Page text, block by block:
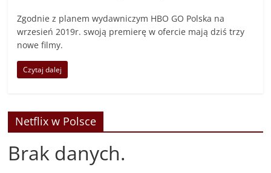
Zgodnie z planem wydawniczym HBO GO Polska na
wrzesień 2019r. swoją premierę w ofercie mają dziś trzy
nowe filmy.
Czytaj dalej
Netflix w Polsce
Brak danych.